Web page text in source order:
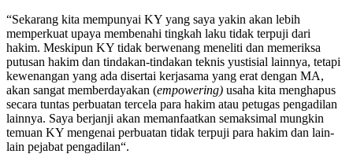
“Sekarang kita mempunyai KY yang saya yakin akan lebih
memperkuat upaya membenahi tingkah laku tidak terpuji dari
hakim. Meskipun KY tidak berwenang meneliti dan memeriksa
putusan hakim dan tindakan-tindakan teknis yustisial lainnya, tetapi
kewenangan yang ada disertai kerjasama yang erat dengan MA,
akan sangat memberdayakan (empowering) usaha kita menghapus
secara tuntas perbuatan tercela para hakim atau petugas pengadilan
lainnya. Saya berjanji akan memanfaatkan semaksimal mungkin
temuan KY mengenai perbuatan tidak terpuji para hakim dan lain-
lain pejabat pengadilan“.